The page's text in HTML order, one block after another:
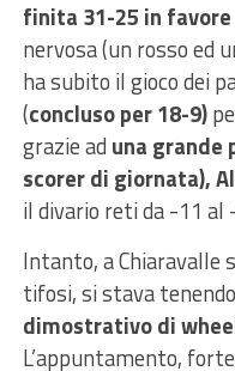
finita 31-25 in
nervosa (un rosso ed
ha subito il gioco dei
(concluso per 18-9)
grazie ad una grande
scorer di giornata),
il divario reti da -11 al
Intanto, a Chiaravalle
tifosi, si stava
dimostrativo di
L’appuntamento,